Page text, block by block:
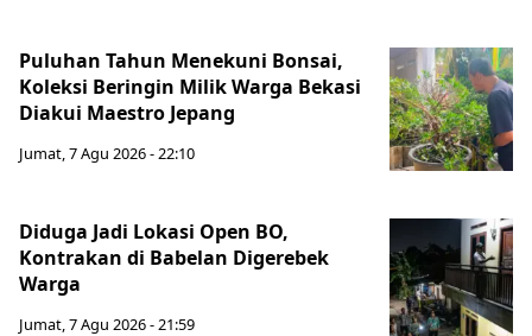
Puluhan Tahun Menekuni Bonsai,
Koleksi Beringin Milik Warga Bekasi
Diakui Maestro Jepang
Jumat, 7 Agu 2026 - 22:10
Diduga Jadi Lokasi Open BO,
Kontrakan di Babelan Digerebek
Warga
Jumat, 7 Agu 2026 - 21:59